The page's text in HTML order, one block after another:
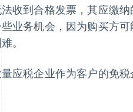
收到合格发票，其应缴
业务机会，因为购买方
。
应税企业作为客户的免